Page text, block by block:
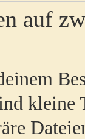
auf
kleine